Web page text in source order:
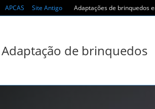
Skip
to
APCAS Site Antigo Adaptações de brinquedos
Adaptação de brinquedos